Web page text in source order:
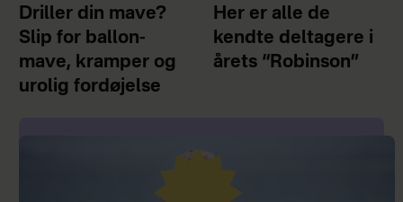
Driller din mave?
Slip for ballon-
mave, kramper og
urolig fordøjelse
Her er alle de
kendte deltagere i
årets “Robinson”